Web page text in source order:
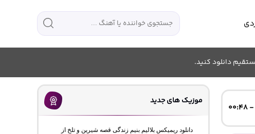
دانلود کنید.
موزیک های جدید
دانلود ریمیکس بلالیم بنیم زندگی قصه شیرین و تلخ از